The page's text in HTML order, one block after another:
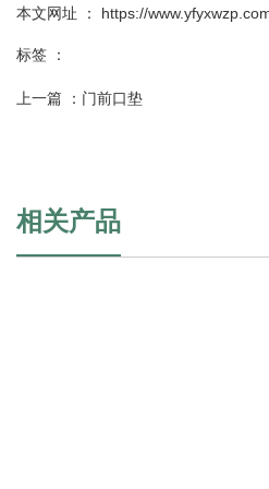
本文网址 ： https://
标签 ：
上一篇 ： 门前口垫
相关产品